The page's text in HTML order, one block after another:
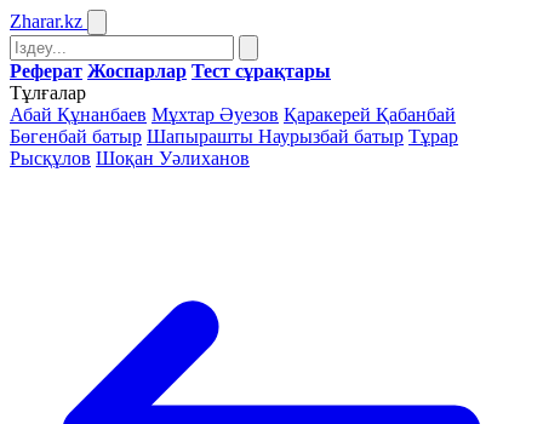
Zharar.kz
Реферат Жоспарлар Тест сұрақтары
Тұлғалар
Абай Құнанбаев Мұхтар Әуезов Қаракерей Қабанбай
Бөгенбай батыр Шапырашты Наурызбай батыр Тұрар
Рысқұлов Шоқан Уәлиханов